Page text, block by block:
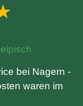
bei Nagern -
waren im